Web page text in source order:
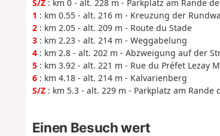
S/Z: km 0 - alt. 228 m - Parkplatz am Rande
1 : km 0.55 - alt. 216 m - Kreuzung der
2: km 2.05 - alt. 209 m - Route du Stade
3: km 2.23 - alt. 214 m - Weggabelung
4: km 2.8 - alt. 202 m - Abzweigung auf der
5: km 3.92 - alt. 221 m - Rue du Préfet Lezay
6: km 4.18 - alt. 214 m - Kalvarienberg
S/Z: km 5.3 - alt. 229 m - Parkplatz am Rande
Einen Besuch wert